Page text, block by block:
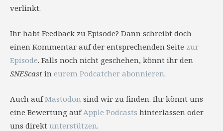
verlinkt.
Ihr habt Feedback zu Episode? Dann schreibt doch
einen Kommentar auf der entsprechenden Seite zur
Episode. Falls noch nicht geschehen, könnt ihr den
SNEScast in eurem Podcatcher abonnieren.
Auch aufMastodon sind wir zu finden. Ihr könnt uns
eine Bewertung aufApple Podcasts hinterlassen oder
uns direkt unterstützen.